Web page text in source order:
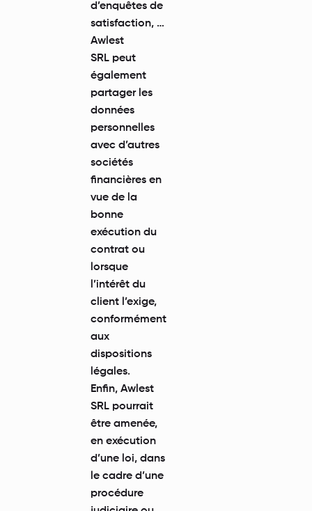
d’enquêtes de
satisfaction, …
Awlest
SRL peut
également
partager les
données
personnelles
avec d’autres
sociétés
financières en
vue de la
bonne
exécution du
contrat ou
lorsque
l’intérêt du
client l’exige,
conformément
aux
dispositions
légales.
Enfin, Awlest
SRL pourrait
être amenée,
en exécution
d’une loi, dans
le cadre d’une
procédure